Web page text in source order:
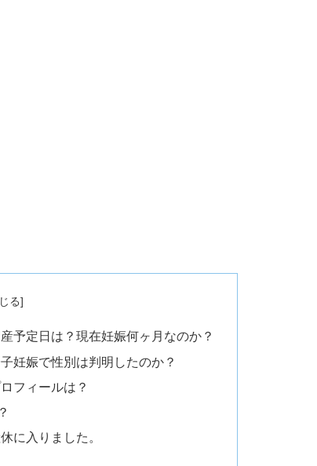
予定日は？現在妊娠何ヶ月なのか？
妊娠で性別は判明したのか？
フィールは？
に入りました。